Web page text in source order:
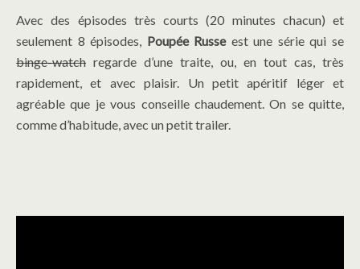
Avec des épisodes très courts (20 minutes chacun) et
seulement 8 épisodes, Poupée Russeest une série qui se
binge-watch regarde d’une traite, ou, en tout cas, très
rapidement, et avec plaisir. Un petit apéritif léger et
agréable que je vous conseille chaudement. On se quitte,
comme d’habitude, avec un petit trailer.